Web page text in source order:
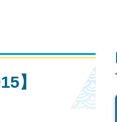
】